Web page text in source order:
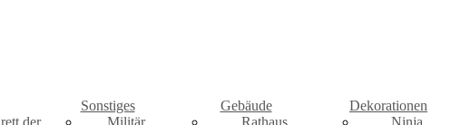
Sonstiges
Gebäude
Dekorationen